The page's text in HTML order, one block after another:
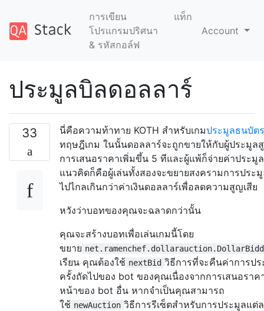
การเขียน
โปรแกรมปริศนา
& รหัสกอล์ฟ
แท็ก
Account
ประมูลบิลดอลลาร์
33 นี่คือความท้าทาย KOTH สำหรับเกมประมูลธนบัตร
ทฤษฎีเกม ในนั้นดอลลาร์จะถูกขายให้กับผู้ประมูล
การเสนอราคาเพิ่มขึ้น 5 ทีและผู้แพ้ก็จ่ายค่าประมูล
แนวคิดก็คือผู้เล่นทั้งสองจะขยายสงครามการประ
ไปไกลเกินกว่าค่าเงินดอลลาร์เพื่อลดความสูญเสีย
หวังว่าบอทของคุณจะฉลาดกว่านั้น
คุณจะสร้างบอทเพื่อเล่นเกมนี้โดย
ขยาย
เรียน คุณต้องใช้ nextBid วิธีการที่จะคืนค่าการป
ครั้งถัดไปของ bot ของคุณเนื่องจากการเสนอราค
หน้าของ bot อื่น หากจำเป็นคุณสามารถ
ใช้ newAuction วิธีการรีเซ็ตสำหรับการประมูลแต่